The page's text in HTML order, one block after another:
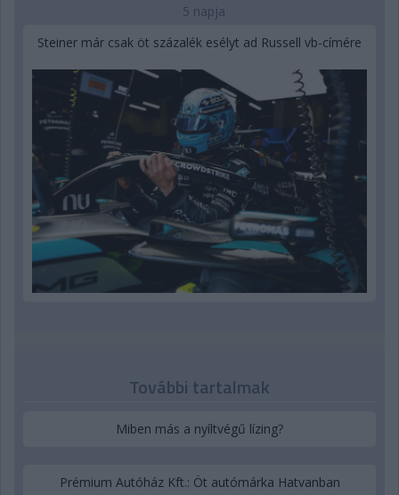
5 napja
Steiner már csak öt százalék esélyt ad Russell vb-címére
További tartalmak
Miben más a nyíltvégű lízing?
Prémium Autóház Kft.: Öt autómárka Hatvanban